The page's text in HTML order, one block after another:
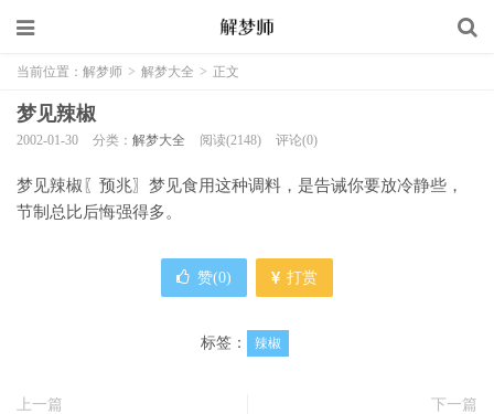
当前位置： 解梦师 > 解梦大全 > 正文
梦见辣椒
2002-01-30 分类： 解梦大全 阅读(2148) 评论(0)
梦见辣椒〖预兆〗梦见食用这种调料，是告诫你要放冷静些，
节制总比后悔强得多。
赞(0) 打赏
标签： 辣椒
上一篇
下一篇